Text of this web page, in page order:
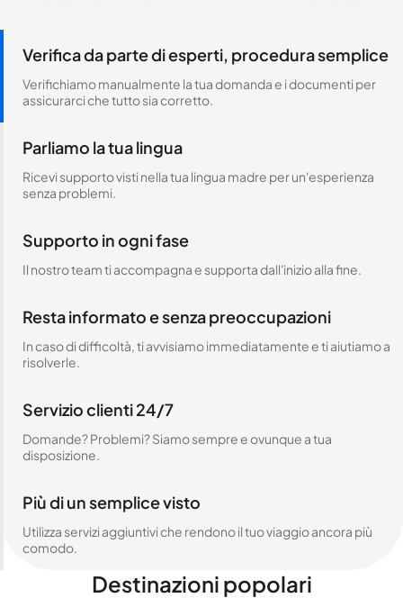
Verifica da parte di esperti, procedura semplice
Verifichiamo manualmente la tua domanda e i documenti per
assicurarci che tutto sia corretto.
Parliamo la tua lingua
Ricevi supporto visti nella tua lingua madre per un'esperienza
senza problemi.
Supporto in ogni fase
Il nostro team ti accompagna e supporta dall'inizio alla fine.
Resta informato e senza preoccupazioni
In caso di difficoltà, ti avvisiamo immediatamente e ti aiutiamo a
risolverle.
Servizio clienti 24/7
Domande? Problemi? Siamo sempre e ovunque a tua
disposizione.
Più di un semplice visto
Utilizza servizi aggiuntivi che rendono il tuo viaggio ancora più
comodo.
Destinazioni popolari